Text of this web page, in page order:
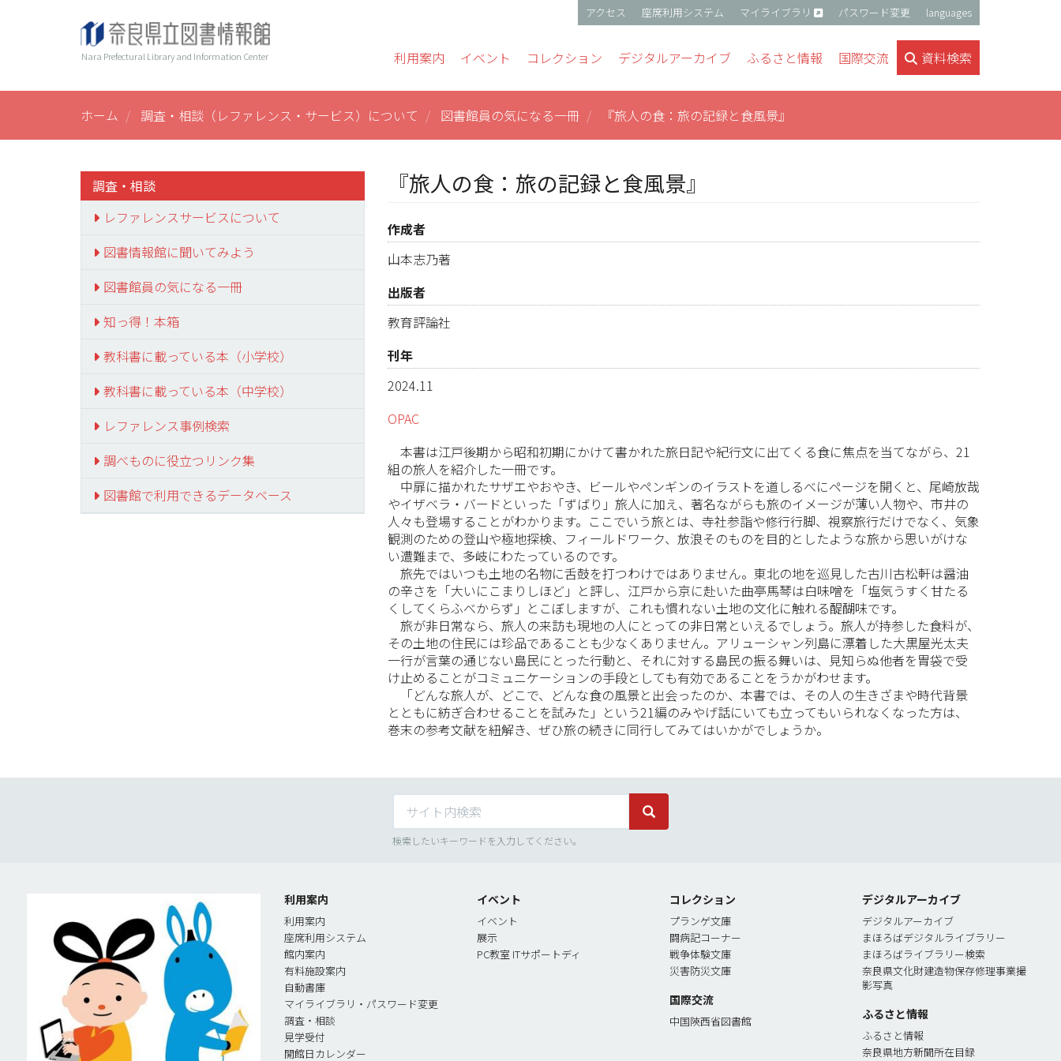
テ
Nara Prefectural Library and Information Center
ー
アクセス 座席利用システム マイライブラリ パスワード変更 languages
navigation利用案内 イベント コレクション デジタルアーカイブ ふるさと情報 国際交流 資料検索
ホーム 調査・相談（レファレンス・サービス）について 図書館員の気になる一冊 『旅人の食：旅の記録と食風景』
調査・相談
レファレンスサービスについて
図書情報館に聞いてみよう
図書館員の気になる一冊
知っ得！本箱
教科書に載っている本（小学校）
教科書に載っている本（中学校）
レファレンス事例検索
調べものに役立つリンク集
図書館で利用できるデータベース
『旅人の食：旅の記録と食風景』
作成者
山本志乃著
出版者
教育評論社
刊年
2024.11
OPAC
本書は江戸後期から昭和初期にかけて書かれた旅日記や紀行文に出てくる食に焦点を当てながら、21
組の旅人を紹介した一冊です。
中扉に描かれたサザエやおやき、ビールやペンギンのイラストを道しるべにページを開くと、尾崎放哉
やイザベラ・バードといった「ずばり」旅人に加え、著名ながらも旅のイメージが薄い人物や、市井の
人々も登場することがわかります。ここでいう旅とは、寺社参詣や修行行脚、視察旅行だけでなく、気象
観測のための登山や極地探検、フィールドワーク、放浪そのものを目的としたような旅から思いがけな
い遭難まで、多岐にわたっているのです。
旅先ではいつも土地の名物に舌鼓を打つわけではありません。東北の地を巡見した古川古松軒は醤油
の辛さを「大いにこまりしほど」と評し、江戸から京に赴いた曲亭馬琴は白味噌を「塩気うすく甘たる
くしてくらふべからず」とこぼしますが、これも慣れない土地の文化に触れる醍醐味です。
旅が非日常なら、旅人の来訪も現地の人にとっての非日常といえるでしょう。旅人が持参した食料が、
その土地の住民には珍品であることも少なくありません。アリューシャン列島に漂着した大黒屋光太夫
一行が言葉の通じない島民にとった行動と、それに対する島民の振る舞いは、見知らぬ他者を胃袋で受
け止めることがコミュニケーションの手段としても有効であることをうかがわせます。
「どんな旅人が、どこで、どんな食の風景と出会ったのか、本書では、その人の生きざまや時代背景
とともに紡ぎ合わせることを試みた」という21編のみやげ話にいても立ってもいられなくなった方は、
巻末の参考文献を紐解き、ぜひ旅の続きに同行してみてはいかがでしょうか。
サイト内検索 サイト内検索
検索したいキーワードを入力してください。
利用案内
利用案内
座席利用システム
館内案内
有料施設案内
自動書庫
マイライブラリ・パスワード変更
調査・相談
見学受付
開館日カレンダー
イベント
イベント
展示
PC教室 ITサポートディ
コレクション
プランゲ文庫
闘病記コーナー
戦争体験文庫
災害防災文庫
国際交流
中国陝西省図書館
デジタルアーカイブ
デジタルアーカイブ
まほろばデジタルライブラリー
まほろばライブラリー検索
奈良県文化財建造物保存修理事業撮
影写真
ふるさと情報
ふるさと情報
奈良県地方新聞所在目録